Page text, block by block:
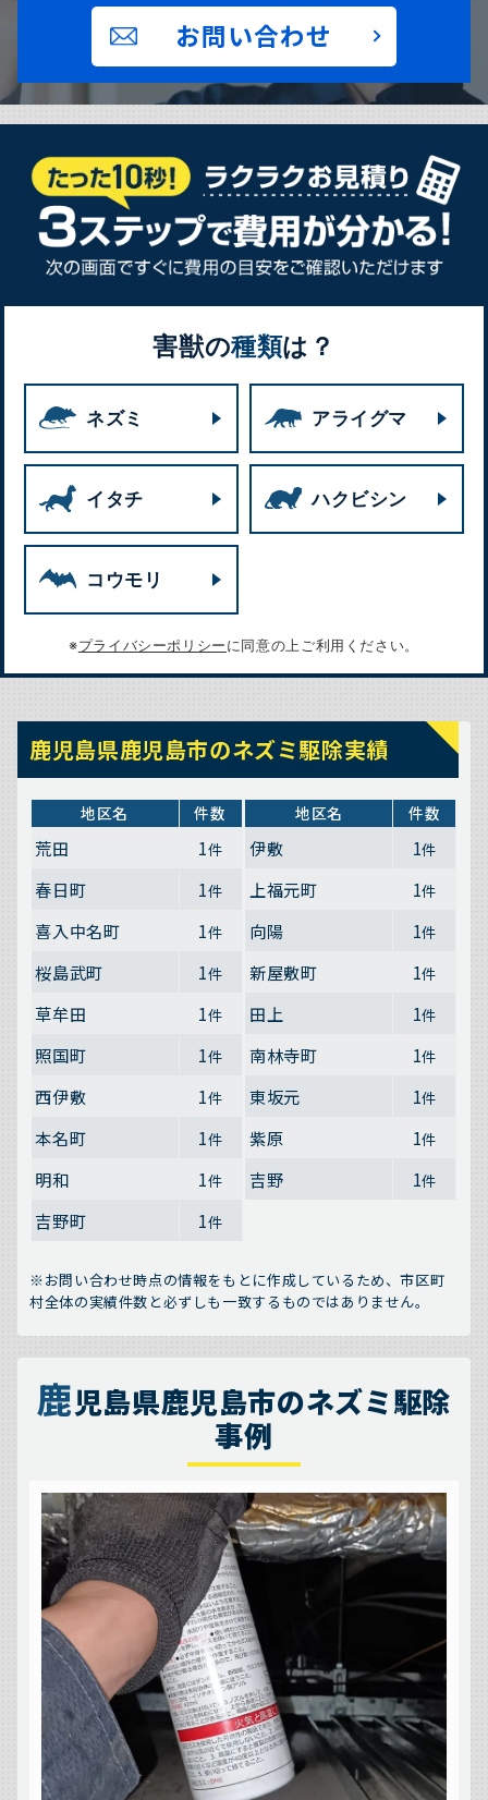
お問い合わせ
害獣の種類は？
ネズミ アライグマ
イタチ ハクビシン
コウモリ
※プライバシーポリシーに同意の上ご利用ください。
鹿児島県鹿児島市のネズミ駆除実績
地区名 件数
荒田 1件
春日町 1件
喜入中名町 1件
桜島武町 1件
草牟田 1件
照国町 1件
西伊敷 1件
本名町 1件
明和 1件
吉野町 1件
地区名 件数
伊敷 1件
上福元町 1件
向陽 1件
新屋敷町 1件
田上 1件
南林寺町 1件
東坂元 1件
紫原 1件
吉野 1件
※お問い合わせ時点の情報をもとに作成しているため、市区町
村全体の実績件数と必ずしも一致するものではありません。
鹿児島県鹿児島市のネズミ駆除
事例